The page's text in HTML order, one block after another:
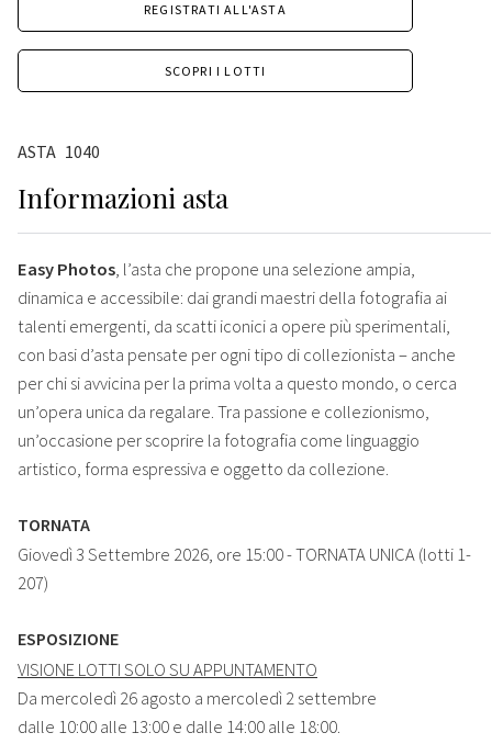
REGISTRATI ALL'ASTA
SCOPRI I LOTTI
ASTA 1040
Informazioni asta
Easy Photos, l’asta che propone una selezione ampia,
dinamica e accessibile: dai grandi maestri della fotografia ai
talenti emergenti, da scatti iconici a opere più sperimentali,
con basi d’asta pensate per ogni tipo di collezionista – anche
per chi si avvicina per la prima volta a questo mondo, o cerca
un’opera unica da regalare. Tra passione e collezionismo,
un’occasione per scoprire la fotografia come linguaggio
artistico, forma espressiva e oggetto da collezione.
TORNATA
Giovedì 3 Settembre 2026, ore 15:00- TORNATA UNICA (lotti 1-
207)
ESPOSIZIONE
VISIONE LOTTI SOLO SU APPUNTAMENTO
Da mercoledì 26 agosto a mercoledì 2 settembre
dalle 10:00 alle 13:00 e dalle 14:00 alle 18:00.